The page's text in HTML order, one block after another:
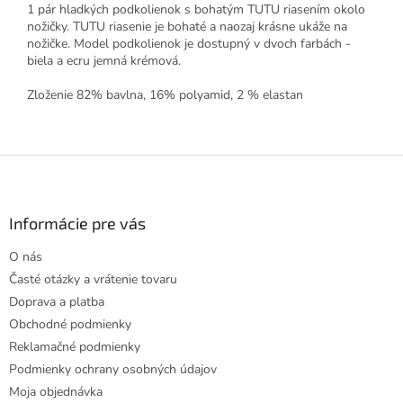
1 pár hladkých podkolienok s bohatým TUTU riasením okolo
nožičky. TUTU riasenie je bohaté a naozaj krásne ukáže na
nožičke. Model podkolienok je dostupný v dvoch farbách -
biela a ecru jemná krémová.
Zloženie 82% bavlna, 16% polyamid, 2 % elastan
Informácie pre vás
O nás
Časté otázky a vrátenie tovaru
Doprava a platba
Obchodné podmienky
Reklamačné podmienky
Podmienky ochrany osobných údajov
Moja objednávka